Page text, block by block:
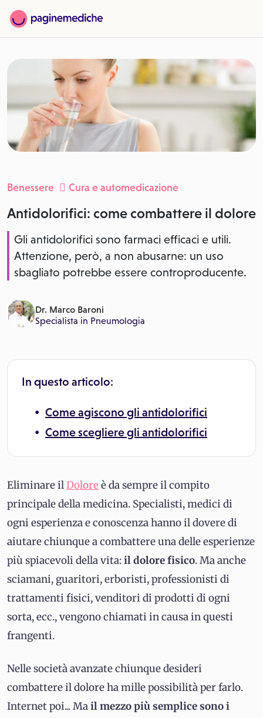
Benessere Cura e automedicazione
Antidolorifici: come combattere il dolore
Gli antidolorifici sono farmaci efficaci e utili.
Attenzione, però, a non abusarne: un uso
sbagliato potrebbe essere controproducente.
Dr. Marco Baroni
Specialista in Pneumologia
In questo articolo:
Come agiscono gli antidolorifici
Come scegliere gli antidolorifici
Eliminare ilDoloreè da sempre il compito
principale della medicina. Specialisti, medici di
ogni esperienza e conoscenza hanno il dovere di
aiutare chiunque a combattere una delle esperienze
più spiacevoli della vita:il dolore fisico. Ma anche
sciamani, guaritori, erboristi, professionisti di
trattamenti fisici, venditori di prodotti di ogni
sorta, ecc., vengono chiamati in causa in questi
frangenti.
Nelle società avanzate chiunque desideri
combattere il dolore ha mille possibilità per farlo.
Internet poi... Mail mezzo più semplice sono i